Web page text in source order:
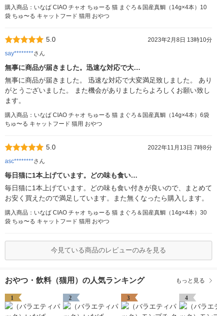
購入商品：いなば CIAO チャオ ちゅーる 猫 まぐろ＆国産真鯛（14g×4本）10
袋 ちゅ〜る キャットフード 猫用 おやつ
5.0
2023年2月8日 13時10分
say********さん
無事に商品が届きました。迅速な対応で大…
無事に商品が届きました。 迅速な対応で大変満足致しました。 あり
がとうございました。 また機会がありましたらよろしくお願い致し
ます。
購入商品：いなば CIAO チャオ ちゅーる 猫 まぐろ＆国産真鯛（14g×4本）6袋
ちゅ〜る キャットフード 猫用 おやつ
5.0
2022年11月13日 7時8分
asc********さん
毎日猫に1本上げています。どの味も食い…
毎日猫に1本上げています。どの味も食い付きが良いので、まとめて
お安く買えたので満足しています。また無くなったら購入します。
購入商品：いなば CIAO チャオ ちゅーる 猫 まぐろ＆国産真鯛（14g×4本）30
袋 ちゅ〜る キャットフード 猫用 おやつ
今見ている商品のレビューのみを見る
おやつ・飲料（猫用）の人気ランキング もっと見る
1 2 3 4